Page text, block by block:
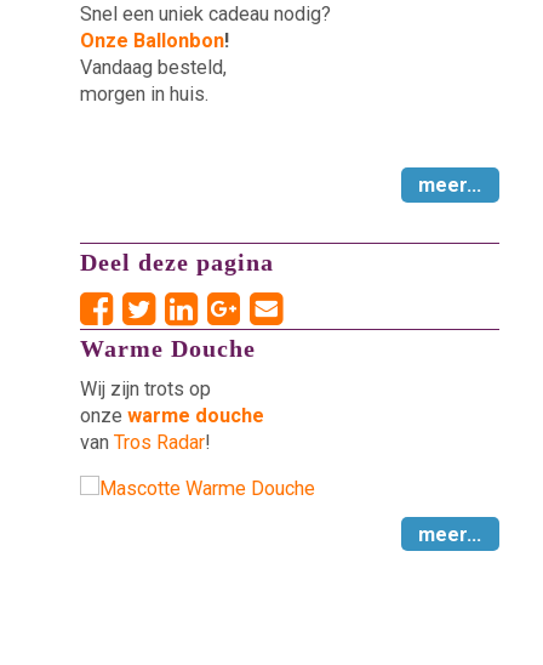
Snel een uniek cadeau nodig?
Onze Ballonbon!
Vandaag besteld,
morgen in huis.
meer...
Deel deze pagina
Warme Douche
Wij zijn trots op
onze warme douche
van Tros Radar!
meer...